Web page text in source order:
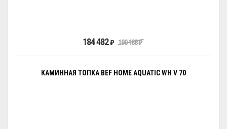
184 482₽ 190 188₽
КАМИННАЯ ТОПКА BEF HOME AQUATIC WH V 70